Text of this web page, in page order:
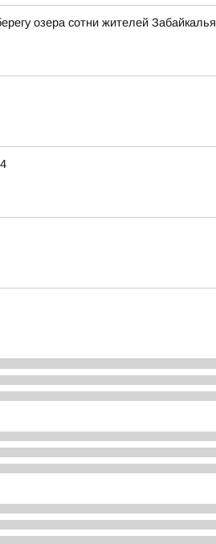
озера сотни жителей Забайкалья